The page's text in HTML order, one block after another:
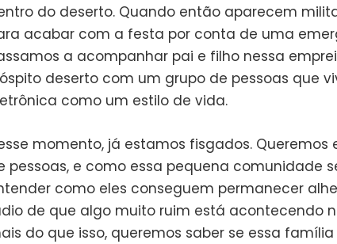
do deserto. Quando então aparecem
acabar com a festa por conta de uma
a acompanhar pai e filho nessa
deserto com um grupo de pessoas que
como um estilo de vida.
momento, já estamos fisgados. Queremos
pessoas, e como essa pequena comunidade
como eles conseguem permanecer
de que algo muito ruim está acontecendo
do que isso, queremos saber se essa